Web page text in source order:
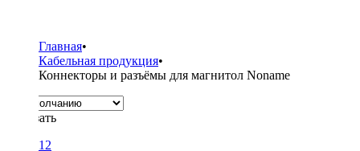
Главная•
Кабельная продукция•
Коннекторы и разъёмы для магнитол Noname
Показать
12